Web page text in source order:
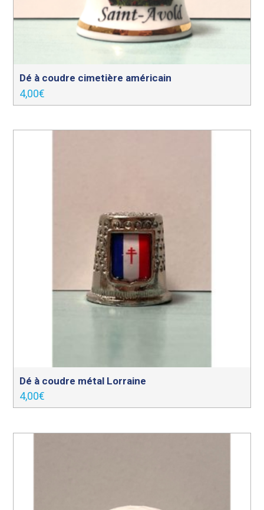
Dé à coudre cimetière américain
4,00€
Dé à coudre métal Lorraine
4,00€